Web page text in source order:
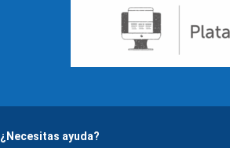
¿Necesitas ayuda?